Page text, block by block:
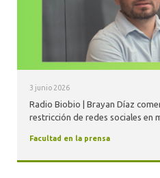
3 junio 2026
Radio Biobio | Brayan Díaz
restricción de redes sociales en
Facultad en la prensa